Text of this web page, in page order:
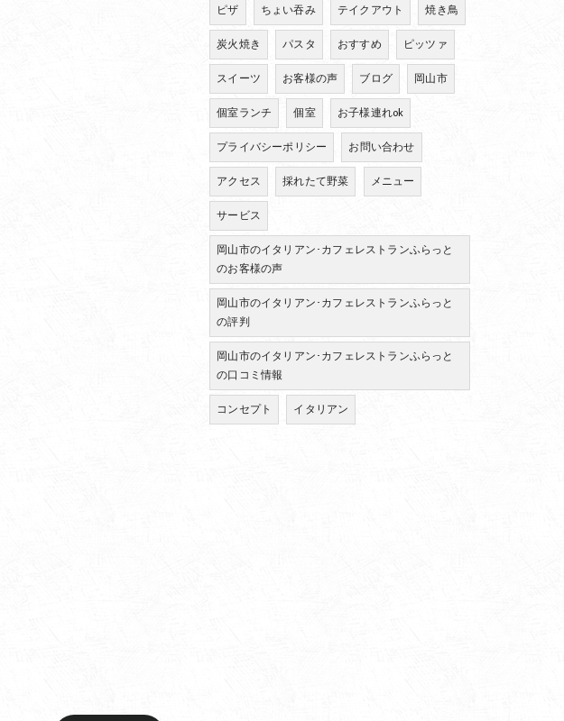
ピザ
ちょい吞み テイクアウト
焼き鳥
炭火焼き
パスタ おすすめ
ピッツァ
スイーツ
お客様の声 ブログ
岡山市
個室ランチ
個室
お子様連れok
プライバシーポリシー
お問い合わせ
アクセス
採れたて野菜
メニュー
サービス
岡山市のイタリアン･カフェレストランふらっと
のお客様の声
岡山市のイタリアン･カフェレストランふらっと
の評判
岡山市のイタリアン･カフェレストランふらっと
の口コミ情報
コンセプト
イタリアン